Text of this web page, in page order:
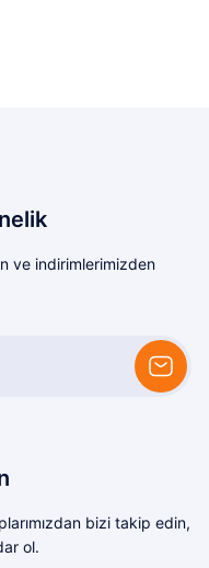
ve indirimlerimizden
bizi takip edin,
ol.